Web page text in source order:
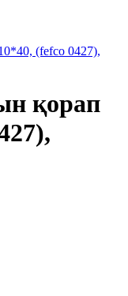
(fefco 0427),
қорап